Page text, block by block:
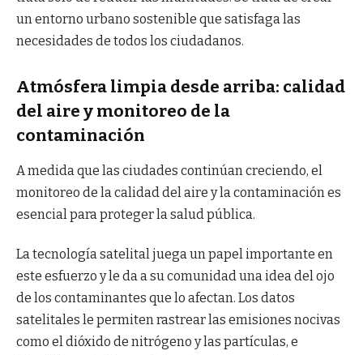
un entorno urbano sostenible que satisfaga las
necesidades de todos los ciudadanos.
Atmósfera limpia desde arriba: calidad
del aire y monitoreo de la
contaminación
A medida que las ciudades continúan creciendo, el
monitoreo de la calidad del aire y la contaminación es
esencial para proteger la salud pública.
La tecnología satelital juega un papel importante en
este esfuerzo y le da a su comunidad una idea del ojo
de los contaminantes que lo afectan. Los datos
satelitales le permiten rastrear las emisiones nocivas
como el dióxido de nitrógeno y las partículas, e